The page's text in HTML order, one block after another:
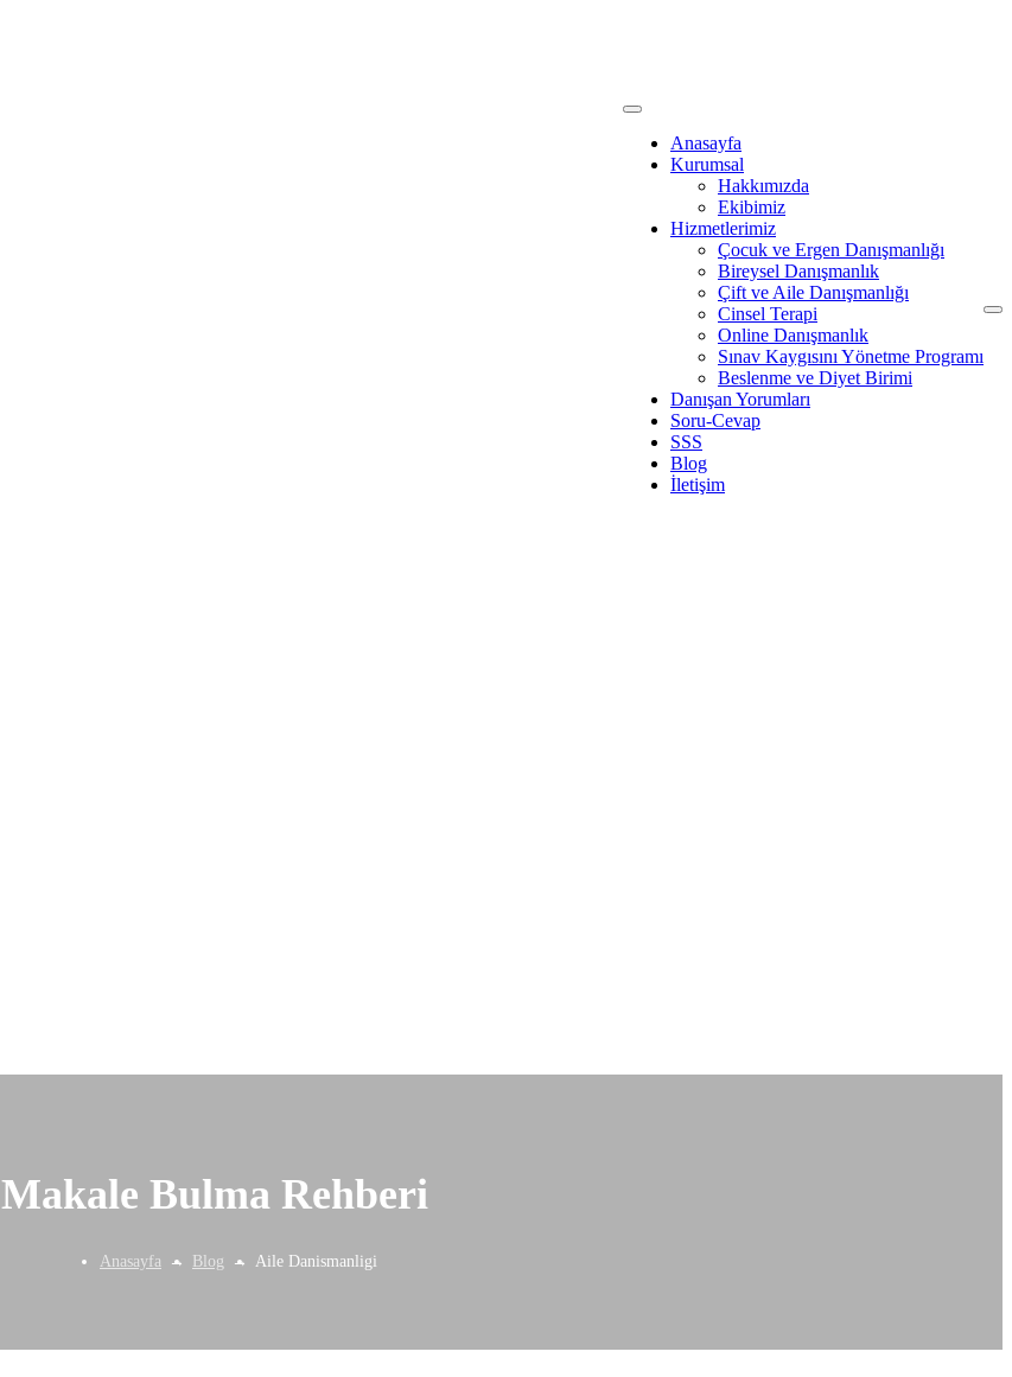
Anasayfa
Kurumsal
Hakkımızda
Ekibimiz
Hizmetlerimiz
Çocuk ve Ergen Danışmanlığı
Bireysel Danışmanlık
Çift ve Aile Danışmanlığı
Cinsel Terapi
Online Danışmanlık
Sınav Kaygısını Yönetme Programı
Beslenme ve Diyet Birimi
Danışan Yorumları
Soru-Cevap
SSS
Blog
İletişim
Makale Bulma Rehberi
Anasayfa Blog Aile Danismanligi